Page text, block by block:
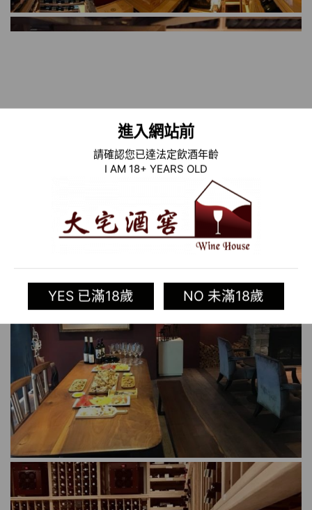
進入網站前
請確認您已達法定飲酒年齡
I AM 18+ YEARS OLD
YES 已滿18歲 NO 未滿18歲